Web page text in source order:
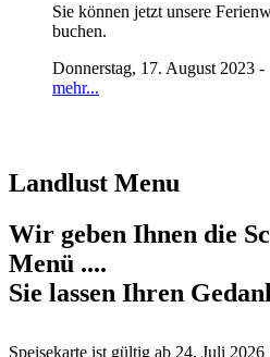
Sie können jetzt unsere
buchen.
Donnerstag, 17. August 2023 -
mehr...
Landlust Menu
Wir geben Ihnen die
Menü ....
Sie lassen Ihren
Speisekarte ist gültig ab 24. Juli 2026